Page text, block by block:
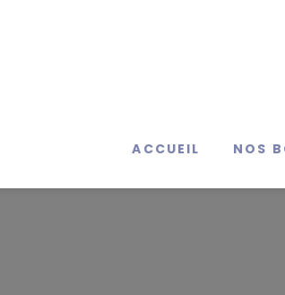
ACCUEIL NOS